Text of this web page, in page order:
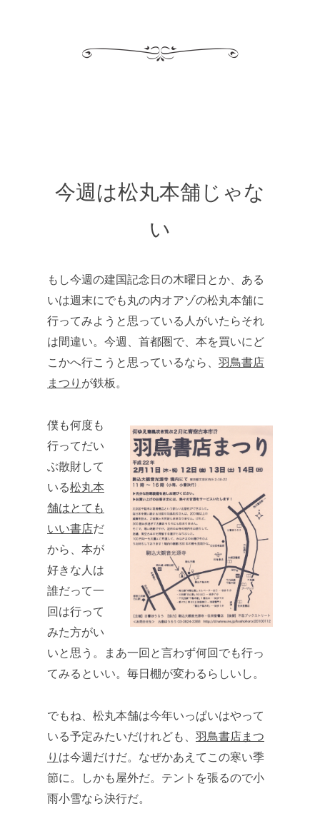
今週は松丸本舗じゃな
い
もし今週の建国記念日の木曜日とか、ある
いは週末にでも丸の内オアゾの松丸本舗に
行ってみようと思っている人がいたらそれ
は間違い。今週、首都圏で、本を買いにど
こかへ行こうと思っているなら、 羽鳥書店
まつり が鉄板。
僕も何度も
行ってだい
ぶ散財して
いる松丸本
舗はとても
いい書店だ
から、本が
好きな人は
誰だって一
回は行って
みた方がい
いと思う。まあ一回と言わず何回でも行っ
てみるといい。毎日棚が変わるらしいし。
でもね、松丸本舗は今年いっぱいはやって
いる予定みたいだけれども、 羽鳥書店まつ
り は今週だけだ。なぜかあえてこの寒い季
節に。しかも屋外だ。テントを張るので小
雨小雪なら決行だ。